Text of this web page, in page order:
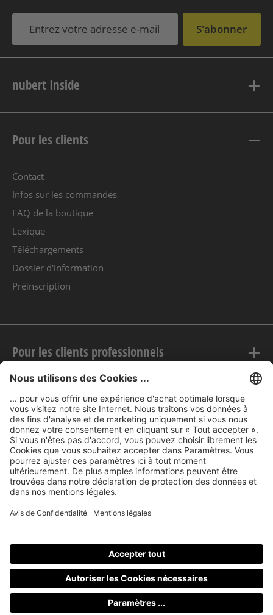
S'abonner
nubert Inside
Pour les clients
Contact
Infos sur les commandes
FAQ de la boutique
Lexique
Téléchargements
Dossier d'information
Préinscription
Pour les clients professionnels
Mentions légales
nubert sur le web
Modes de paiement
Tous les prix incluent la TVA, plus les fraisd'expédition
éventuels frais de livraison, sauf indication contraire.